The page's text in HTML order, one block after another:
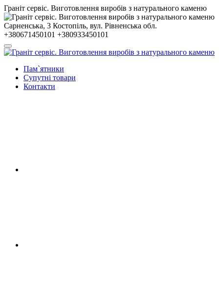
Гранiт сервiс. Виготовлення виробів з натурального каменю
Сарненська, 3 Костопiль, вул. Рiвненська обл.
+380671450101 +380933450101
Пам`ятники
Супутні товари
Контакти